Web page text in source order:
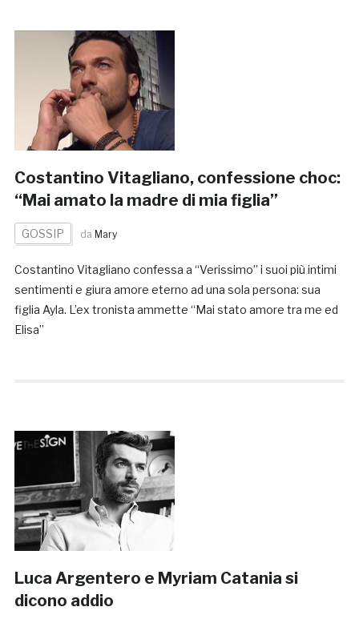
Costantino Vitagliano, confessione choc:
“Mai amato la madre di mia figlia”
GOSSIP da Mary
Costantino Vitagliano confessa a “Verissimo” i suoi più intimi
sentimenti e giura amore eterno ad una sola persona: sua
figlia Ayla. L’ex tronista ammette “Mai stato amore tra me ed
Elisa”
Luca Argentero e Myriam Catania si
dicono addio